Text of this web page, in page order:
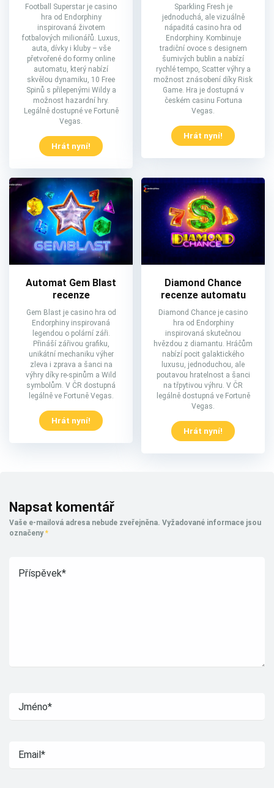
Football Superstar je casino
hra od Endorphiny
inspirovaná životem
fotbalových milionářů. Luxus,
auta, dívky i kluby – vše
přetvořené do formy online
automatu, který nabízí
skvělou dynamiku, 10 Free
Spinů s přilepenými Wildy a
možnost hazardní hry.
Legálně dostupné ve Fortuně
Vegas.
Hrát nyní!
Sparkling Fresh je
jednoduchá, ale vizuálně
nápaditá casino hra od
Endorphiny. Kombinuje
tradiční ovoce s designem
šumivých bublin a nabízí
rychlé tempo, Scatter výhry a
možnost znásobení díky Risk
Game. Hra je dostupná v
českém casinu Fortuna
Vegas.
Hrát nyní!
Automat Gem Blast
recenze
Gem Blast je casino hra od
Endorphiny inspirovaná
legendou o polární záři.
Přináší zářivou grafiku,
unikátní mechaniku výher
zleva i zprava a šanci na
výhry díky re-spinům a Wild
symbolům. V ČR dostupná
legálně ve Fortuně Vegas.
Hrát nyní!
Diamond Chance
recenze automatu
Diamond Chance je casino
hra od Endorphiny
inspirovaná skutečnou
hvězdou z diamantu. Hráčům
nabízí pocit galaktického
luxusu, jednoduchou, ale
poutavou hratelnost a šanci
na třpytivou výhru. V ČR
legálně dostupná ve Fortuně
Vegas.
Hrát nyní!
Napsat komentář
Vaše e-mailová adresa nebude zveřejněna. Vyžadované informace jsou
označeny *